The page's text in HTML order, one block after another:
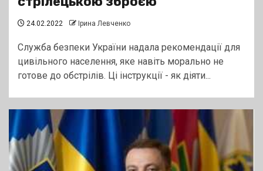
24.02.2022 Ірина Левченко
Служба безпеки України надала рекомендації для
цивільного населення, яке навіть морально не
готове до обстрілів. Ці інструкції - як діяти...